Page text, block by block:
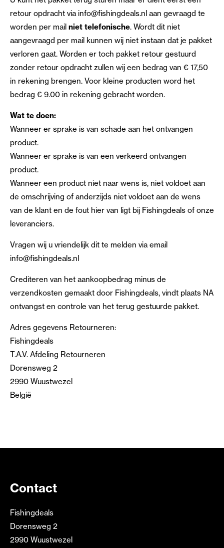
retour opdracht via info@fishingdeals.nl aan gevraagd te
worden per mail niet telefonische. Wordt dit niet
aangevraagd per mail kunnen wij niet instaan dat je pakket
verloren gaat. Worden er toch pakket retour gestuurd
zonder retour opdracht zullen wij een bedrag van € 17,50
in rekening brengen. Voor kleine producten word het
bedrag € 9.00 in rekening gebracht worden.
Wat te doen:
Wanneer er sprake is van schade aan het ontvangen
product.
Wanneer er sprake is van een verkeerd ontvangen
product.
Wanneer een product niet naar wens is, niet voldoet aan
de omschrijving of anderzijds niet voldoet aan de wens
van de klant en de fout hier van ligt bij Fishingdeals of onze
leveranciers.
Vragen wij u vriendelijk dit te melden via email
info@fishingdeals.nl
Crediteren van het aankoopbedrag minus de
verzendkosten gemaakt door Fishingdeals, vindt plaats NA
ontvangst en controle van het terug gestuurde pakket.
Adres gegevens Retourneren:
Fishingdeals
T.A.V. Afdeling Retourneren
Dorensweg 2
2990 Wuustwezel
België
Contact
Fishingdeals
Dorensweg 2
2990 Wuustwezel